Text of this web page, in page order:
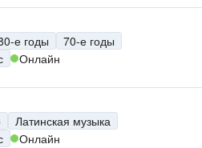
е годы
70-е годы
Онлайн
Латинская музыка
Онлайн